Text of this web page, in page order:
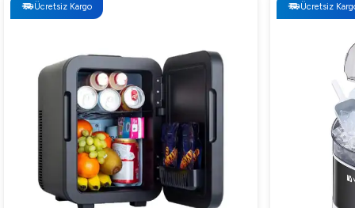
Ücretsiz Kargo Ücretsiz Kargo